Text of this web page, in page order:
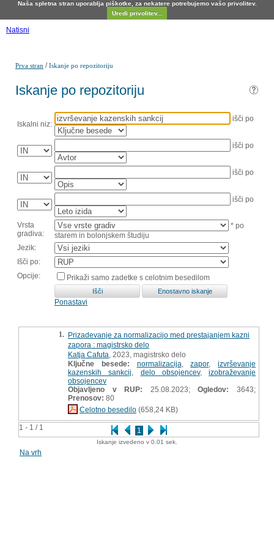
Naša spletna stran uporablja piškotke, za nekatere potrebujemo vašo privolitev.
Uredi privolitev...
Natisni
Prva stran /Iskanje po repozitoriju
Iskanje po repozitoriju
Iskalni niz:
išči po
išči po
išči po
išči po
Vrsta
gradiva:
* po
starem in bolonjskem študiju
Jezik:
Išči po:
Opcije:
Prikaži samo zadetke s celotnim besedilom
Ponastavi
1 - 1 / 1 1
1. Prizadevanje za normalizacijo med prestajanjem kazni
zapora : magistrsko delo
Katja Cafuta , 2023, magistrsko delo
Ključne besede:
normalizacija ,zapor, izvrševanje
kazenskih sankcij
delo obsojencev, izobraževanje
obsojencev
Objavljeno v RUP: 25.08.2023;Ogledov:
3643;
Prenosov: 80
Celotno besedilo (658,24 KB)
Iskanje izvedeno v 0.01 sek.
Na vrh